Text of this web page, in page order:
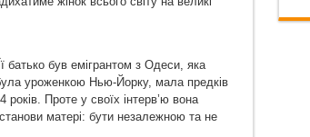
батько був емігрантом з Одеси, яка
уроженкою Нью-Йорку, мала предків
Проте у своїх інтерв’ю вона
матері: бути незалежною та не